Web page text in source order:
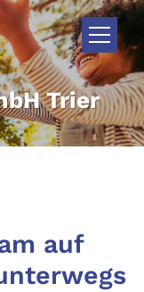
Trier
auf